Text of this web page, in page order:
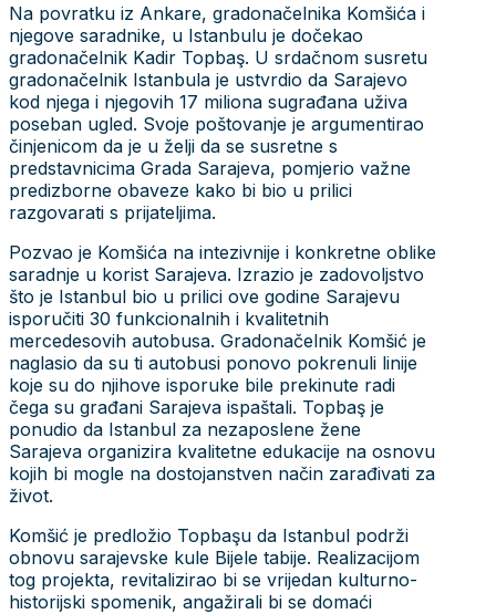
Na povratku iz Ankare, gradonačelnika Komšića i
njegove saradnike, u Istanbulu je dočekao
gradonačelnik Kadir Topbaş. U srdačnom susretu
gradonačelnik Istanbula je ustvrdio da Sarajevo
kod njega i njegovih 17 miliona sugrađana uživa
poseban ugled. Svoje poštovanje je argumentirao
činjenicom da je u želji da se susretne s
predstavnicima Grada Sarajeva, pomjerio važne
predizborne obaveze kako bi bio u prilici
razgovarati s prijateljima.
Pozvao je Komšića na intezivnije i konkretne oblike
saradnje u korist Sarajeva. Izrazio je zadovoljstvo
što je Istanbul bio u prilici ove godine Sarajevu
isporučiti 30 funkcionalnih i kvalitetnih
mercedesovih autobusa. Gradonačelnik Komšić je
naglasio da su ti autobusi ponovo pokrenuli linije
koje su do njihove isporuke bile prekinute radi
čega su građani Sarajeva ispaštali. Topbaş je
ponudio da Istanbul za nezaposlene žene
Sarajeva organizira kvalitetne edukacije na osnovu
kojih bi mogle na dostojanstven način zarađivati za
život.
Komšić je predložio Topbaşu da Istanbul podrži
obnovu sarajevske kule Bijele tabije. Realizacijom
tog projekta, revitalizirao bi se vrijedan kulturno-
historijski spomenik, angažirali bi se domaći